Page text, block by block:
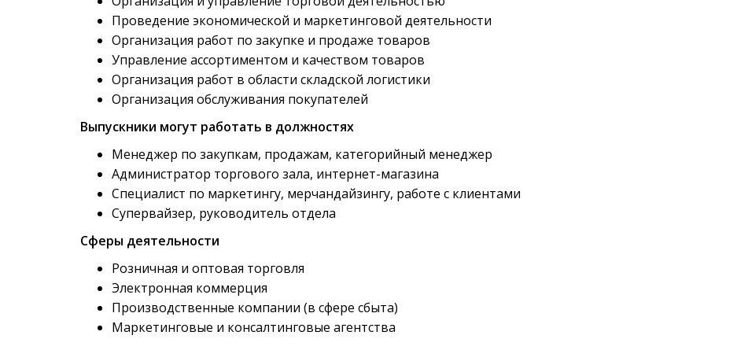
Проведение экономической и маркетинговой деятельности
Организация работ по закупке и продаже товаров
Управление ассортиментом и качеством товаров
Организация работ в области складской логистики
Организация обслуживания покупателей
Выпускники могут работать в должностях
Менеджер по закупкам, продажам, категорийный менеджер
Администратор торгового зала, интернет-магазина
Специалист по маркетингу, мерчандайзингу, работе с клиентами
Супервайзер, руководитель отдела
Сферы деятельности
Розничная и оптовая торговля
Электронная коммерция
Производственные компании (в сфере сбыта)
Маркетинговые и консалтинговые агентства